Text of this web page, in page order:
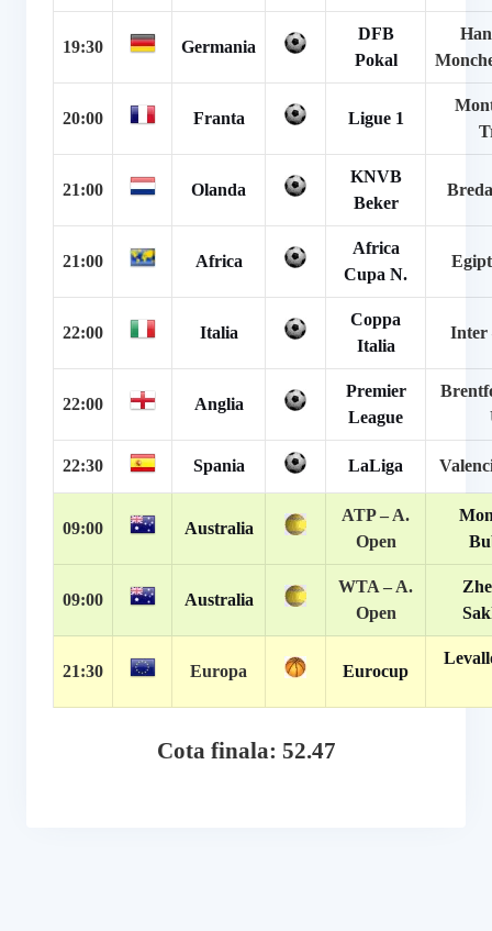
19:30 Germania
DFB
Pokal
20:00 Franta Ligue 1
21:00 Olanda
KNVB
Beker
21:00 Africa
Africa
Cupa N.
22:00 Italia
Coppa
Italia
Inter
22:00 Anglia
Premier
League
22:30 Spania LaLiga
09:00 Australia
ATP – A.
Open
09:00 Australia
WTA – A.
Open
21:30 Europa Eurocup
Cota finala: 52.47